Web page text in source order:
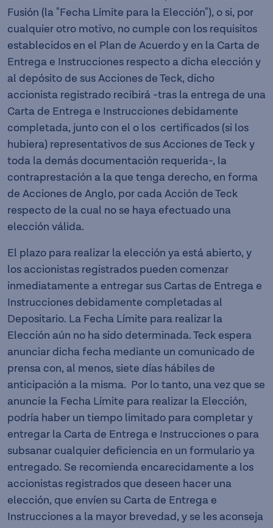
Fusión (la "Fecha Límite para la Elección"), o si, por
cualquier otro motivo, no cumple con los requisitos
establecidos en el Plan de Acuerdo y en la Carta de
Entrega e Instrucciones respecto a dicha elección y
al depósito de sus Acciones de Teck, dicho
accionista registrado recibirá -tras la entrega de una
Carta de Entrega e Instrucciones debidamente
completada, junto con el o los certificados (si los
hubiera) representativos de sus Acciones de Teck y
toda la demás documentación requerida-, la
contraprestación a la que tenga derecho, en forma
de Acciones de Anglo, por cada Acción de Teck
respecto de la cual no se haya efectuado una
elección válida.
El plazo para realizar la elección ya está abierto, y
los accionistas registrados pueden comenzar
inmediatamente a entregar sus Cartas de Entrega e
Instrucciones debidamente completadas al
Depositario. La Fecha Límite para realizar la
Elección aún no ha sido determinada. Teck espera
anunciar dicha fecha mediante un comunicado de
prensa con, al menos, siete días hábiles de
anticipación a la misma. Por lo tanto, una vez que se
anuncie la Fecha Límite para realizar la Elección,
podría haber un tiempo limitado para completar y
entregar la Carta de Entrega e Instrucciones o para
subsanar cualquier deficiencia en un formulario ya
entregado. Se recomienda encarecidamente a los
accionistas registrados que deseen hacer una
elección, que envíen su Carta de Entrega e
Instrucciones a la mayor brevedad, y se les aconseja